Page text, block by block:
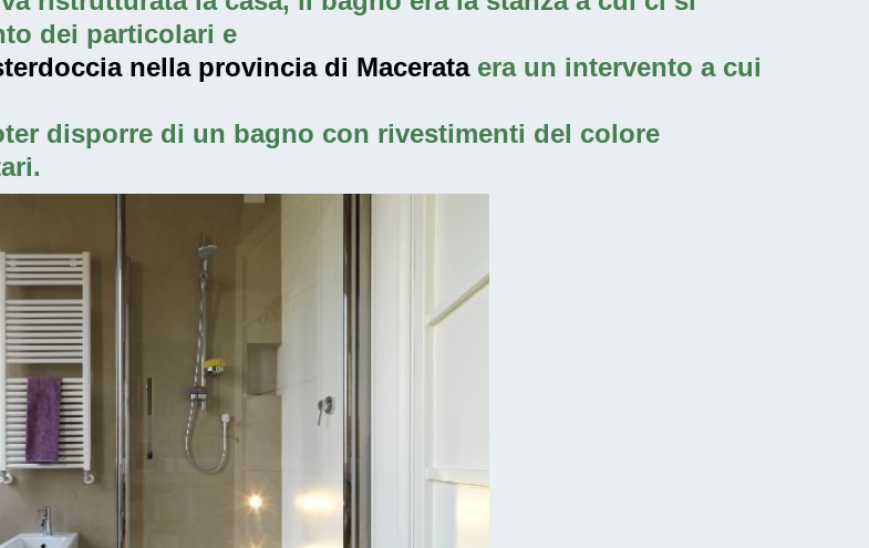
dei particolari e
nella provincia di Macerataera un intervento a cui
disporre di un bagno con rivestimenti del colore